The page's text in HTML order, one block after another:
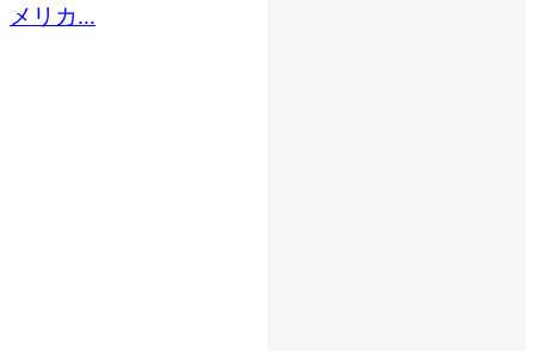
メリカ...